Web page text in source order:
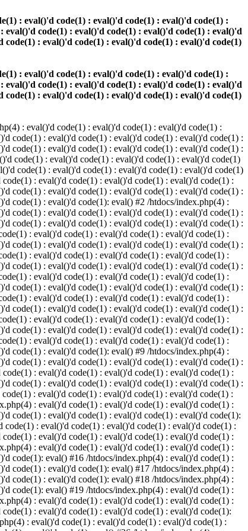
: eval()'d code(1) : eval()'d code(1) : eval()'d code(1) :
code(1) : eval()'d code(1) : eval()'d code(1) : eval()'d
: eval()'d code(1) : eval()'d code(1) : eval()'d code(1)
: eval()'d code(1) : eval()'d code(1) : eval()'d code(1) :
code(1) : eval()'d code(1) : eval()'d code(1) : eval()'d
: eval()'d code(1) : eval()'d code(1) : eval()'d code(1)
: eval()'d code(1) : eval()'d code(1) : eval()'d code(1) :
code(1) : eval()'d code(1) : eval()'d code(1) : eval()'d code(1) :
code(1) : eval()'d code(1) : eval()'d code(1) : eval()'d code(1) :
code(1) : eval()'d code(1) : eval()'d code(1) : eval()'d code(1)
code(1) : eval()'d code(1) : eval()'d code(1) : eval()'d code(1)
: eval()'d code(1) : eval()'d code(1) : eval()'d code(1) :
code(1) : eval()'d code(1) : eval()'d code(1) : eval()'d code(1) :
code(1) : eval()'d code(1): eval() #2 /htdocs/index.php(4) :
code(1) : eval()'d code(1) : eval()'d code(1) : eval()'d code(1) :
code(1) : eval()'d code(1) : eval()'d code(1) : eval()'d code(1) :
: eval()'d code(1) : eval()'d code(1) : eval()'d code(1) :
code(1) : eval()'d code(1) : eval()'d code(1) : eval()'d code(1) :
: eval()'d code(1) : eval()'d code(1) : eval()'d code(1) :
code(1) : eval()'d code(1) : eval()'d code(1) : eval()'d code(1) :
: eval()'d code(1) : eval()'d code(1) : eval()'d code(1) :
code(1) : eval()'d code(1) : eval()'d code(1) : eval()'d code(1) :
: eval()'d code(1) : eval()'d code(1) : eval()'d code(1) :
code(1) : eval()'d code(1) : eval()'d code(1) : eval()'d code(1) :
: eval()'d code(1) : eval()'d code(1) : eval()'d code(1) :
code(1) : eval()'d code(1) : eval()'d code(1) : eval()'d code(1) :
: eval()'d code(1) : eval()'d code(1) : eval()'d code(1) :
code(1) : eval()'d code(1): eval() #9 /htdocs/index.php(4) :
code(1) : eval()'d code(1) : eval()'d code(1) : eval()'d code(1) :
: eval()'d code(1) : eval()'d code(1) : eval()'d code(1) :
code(1) : eval()'d code(1) : eval()'d code(1) : eval()'d code(1) :
: eval()'d code(1) : eval()'d code(1) : eval()'d code(1) :
: eval()'d code(1) : eval()'d code(1) : eval()'d code(1) :
code(1) : eval()'d code(1) : eval()'d code(1) : eval()'d code(1):
: eval()'d code(1) : eval()'d code(1) : eval()'d code(1) :
: eval()'d code(1) : eval()'d code(1) : eval()'d code(1) :
: eval()'d code(1) : eval()'d code(1) : eval()'d code(1) :
code(1): eval() #16 /htdocs/index.php(4) : eval()'d code(1) :
code(1) : eval()'d code(1): eval() #17 /htdocs/index.php(4) :
code(1) : eval()'d code(1): eval() #18 /htdocs/index.php(4) :
code(1): eval() #19 /htdocs/index.php(4) : eval()'d code(1) :
: eval()'d code(1) : eval()'d code(1) : eval()'d code(1) :
: eval()'d code(1) : eval()'d code(1) : eval()'d code(1):
: eval()'d code(1) : eval()'d code(1) : eval()'d code(1) :